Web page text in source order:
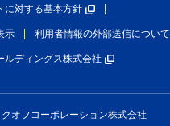
に対する基本方針
示 利用者情報の外部送信について
ルディングス株式会社
クオフコーポレーション株式会社